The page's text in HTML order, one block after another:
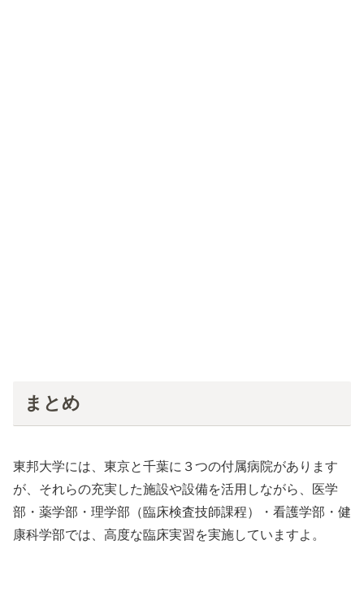
まとめ
東邦大学には、東京と千葉に３つの付属病院があります
が、それらの充実した施設や設備を活用しながら、医学
部・薬学部・理学部（臨床検査技師課程）・看護学部・健
康科学部では、高度な臨床実習を実施していますよ。